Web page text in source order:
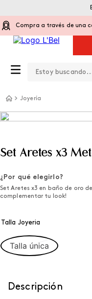
Compra a través de una
Joyería
Set Aretes x3
¿Por qué elegirlo?
Set Aretes x3 en baño de oro
complementar tu look!
Talla Joyeria
Talla única
Descripción